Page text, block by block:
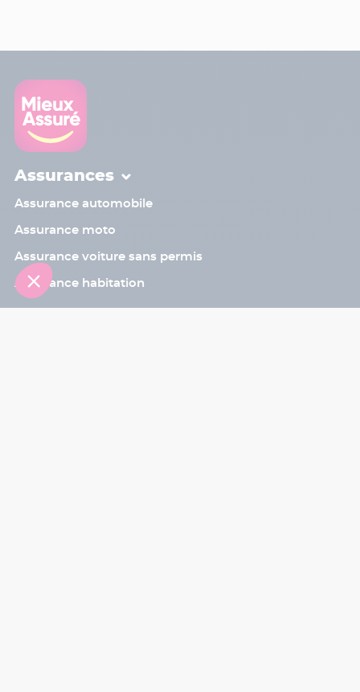
Assurances
Assurance automobile
Assurance moto
Assurance voiture sans permis
Assurance habitation